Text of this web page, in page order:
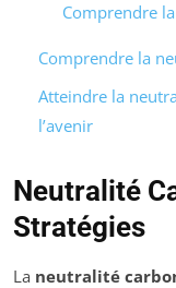
Comprendre
Comprendre la
Atteindre la
l’avenir
Neutralité
Stratégies
La neutralité